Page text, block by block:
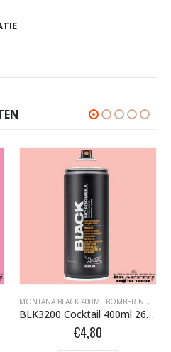
SPUITBUSSEN
MONTANA BLACK BOMBER.NL ,MONTANA
MONTANA BLACK 400ML BOMBER.NL ,
BLK3200 Cocktail 400ml 263637
€4,80